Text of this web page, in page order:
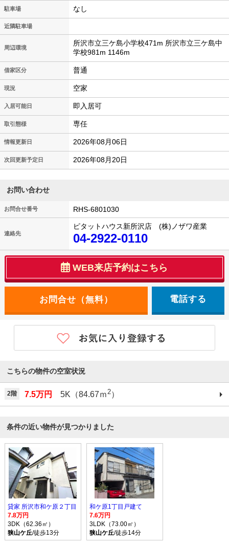
駐車場 なし
近隣駐車場
周辺環境
所沢市立三ケ島小学校471m 所沢市立三ケ島中
学校981m 1146m
借家区分 普通
現況 空家
入居可能日 即入居可
取引態様 専任
情報更新日 2026年08月06日
次回更新予定日 2026年08月20日
お問い合わせ
お問合せ番号 RHS-6801030
連絡先
ピタットハウス新所沢店 (株)ノザワ産業
04-2922-0110
WEB来店予約はこちら
電話する
こちらの物件の空室状況
2階 7.5万円 5K（84.67ｍ2）
条件の近い物件が見つかりました
貸家 所沢市和ケ原２丁目
7.8万円
3DK（62.36㎡）
狭山ケ丘/徒歩13分
和ケ原1丁目戸建て
7.6万円
3LDK（73.00㎡）
狭山ケ丘/徒歩14分